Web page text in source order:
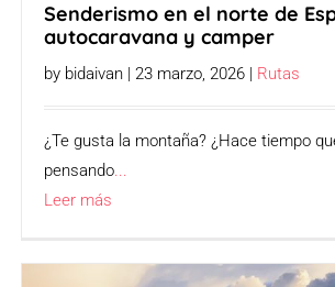
Senderismo en el norte de
autocaravana y camper
by bidaivan | 23 marzo, 2026 | Rutas
¿Te gusta la montaña? ¿Hace tiempo
pensando...
Leer más